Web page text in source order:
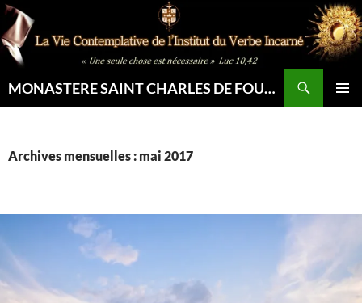
Aller
au
contenu
MONASTERE SAINT CHARLES DE FOUCAULD
Archives mensuelles : mai 2017